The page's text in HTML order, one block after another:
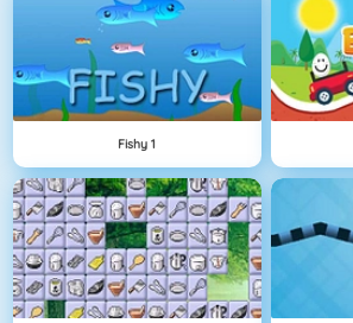
Fishy 1